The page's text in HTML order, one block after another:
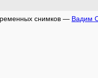
снимков — Вадим